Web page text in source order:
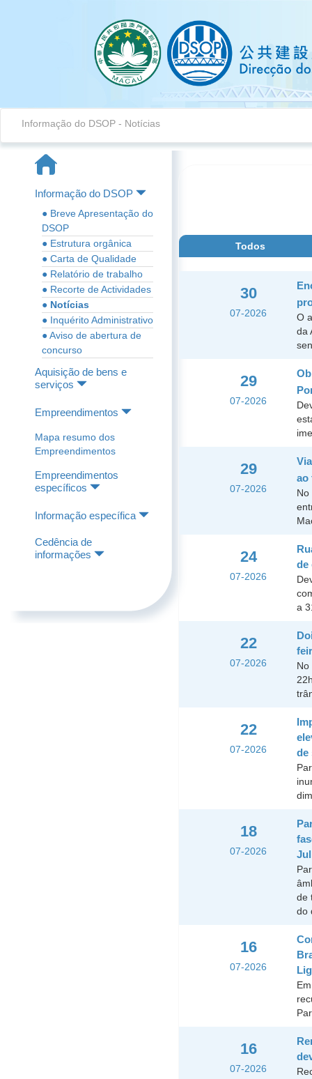
Informação do DSOP - Notícias
Informação do DSOP
● Breve Apresentação do
DSOP
● Estrutura orgânica
● Carta de Qualidade
● Relatório de trabalho
● Recorte de Actividades
● Notícias
● Inquérito Administrativo
● Aviso de abertura de
concurso
Aquisição de bens e
serviços
Empreendimentos
Mapa resumo dos
Empreendimentos
Empreendimentos
específicos
Informação específica
Cedência de
informações
Todos
30
07-2026
O
da
29
07-2026
29
07-2026
ao
No
24
07-2026
de
a
22
07-2026
No
22
07-2026
de
18
07-2026
de
do
16
07-2026
16
07-2026